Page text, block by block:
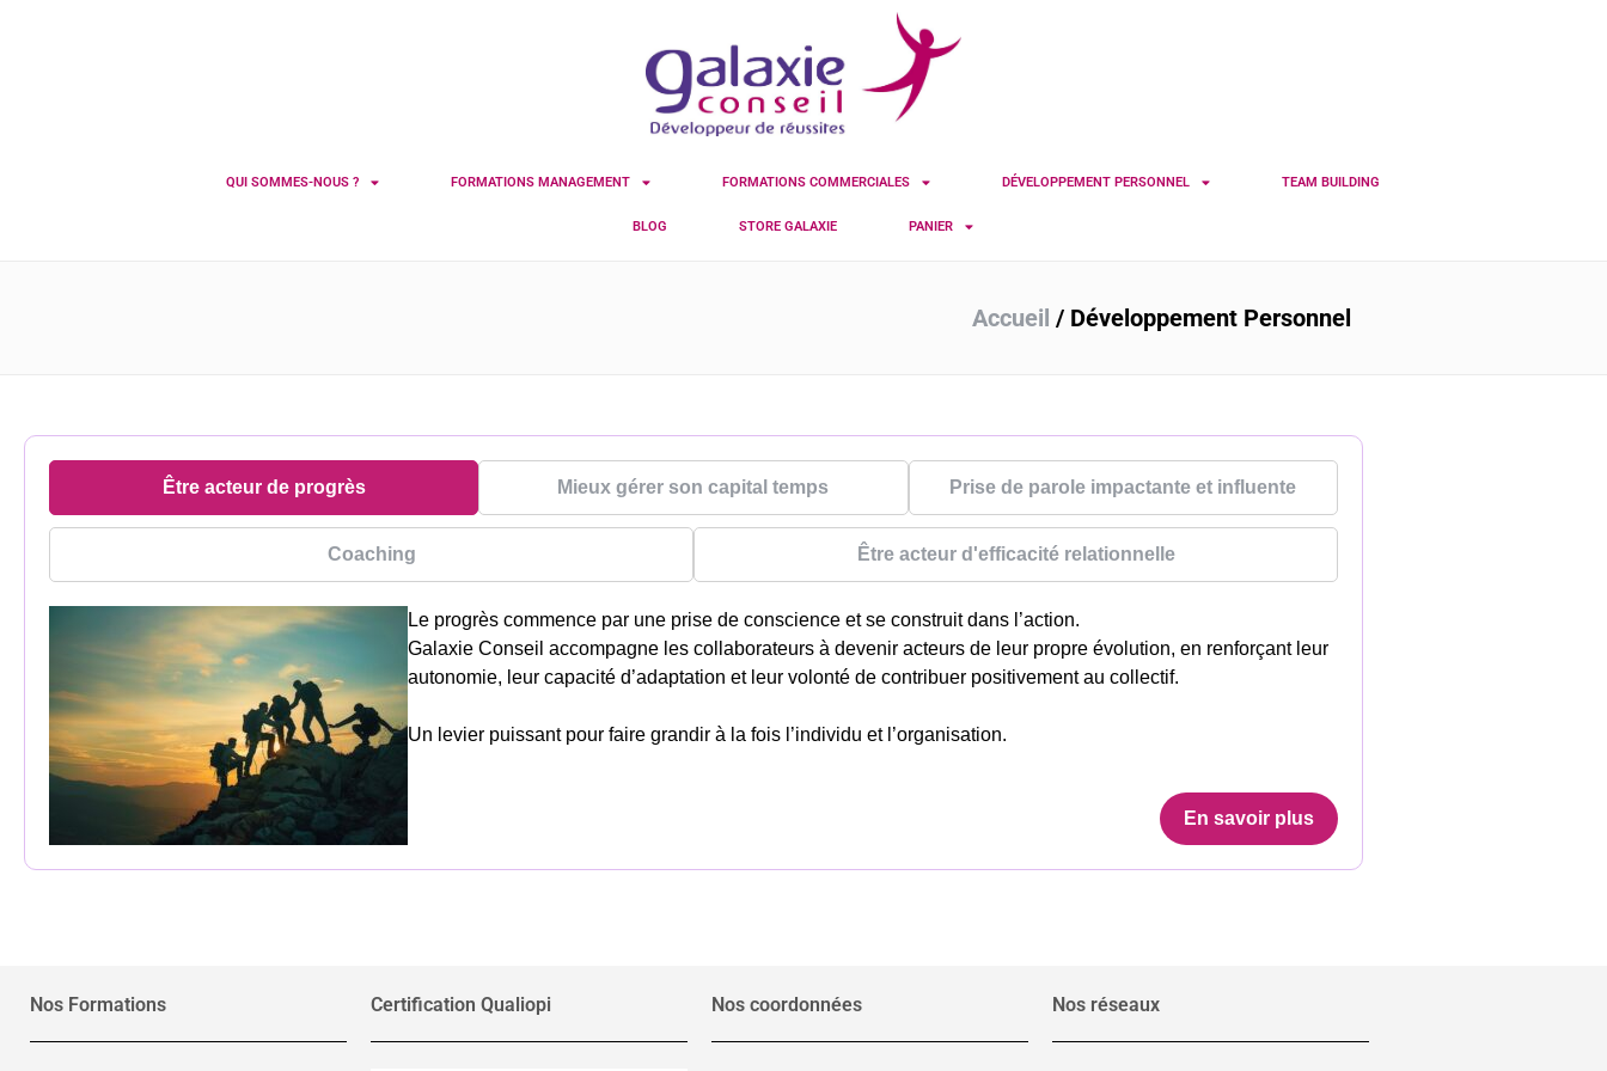
QUI SOMMES-NOUS ? FORMATIONS MANAGEMENT FORMATIONS COMMERCIALES DÉVELOPPEMENT PERSONNEL TEAM BUILDING
BLOG STORE GALAXIE PANIER
Accueil / Développement Personnel
Être acteur de progrès Mieux gérer son capital temps Prise de parole impactante et influente
Coaching Être acteur d'efficacité relationnelle
Le progrès commence par une prise de conscience et se construit dans l’action.
Galaxie Conseil accompagne les collaborateurs à devenir acteurs de leur propre évolution, en renforçant leur
autonomie, leur capacité d’adaptation et leur volonté de contribuer positivement au collectif.
Un levier puissant pour faire grandir à la fois l’individu et l’organisation.
En savoir plus
Nos Formations Certification Qualiopi Nos coordonnées Nos réseaux